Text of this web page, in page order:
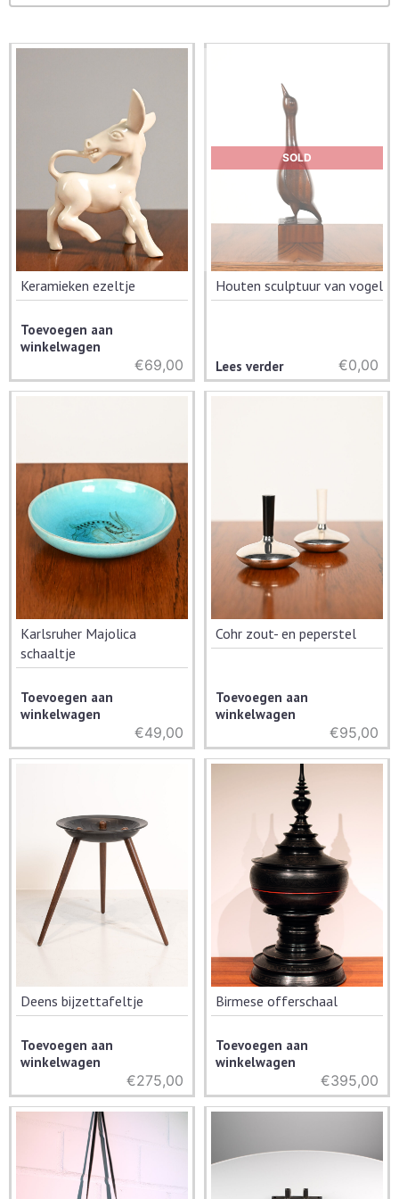
Keramieken ezeltje
Toevoegen aan
winkelwagen
€69,00
SOLD
Houten sculptuur van vogel
Lees verder €0,00
Karlsruher Majolica
schaaltje
Toevoegen aan
winkelwagen
€49,00
Cohr zout- en peperstel
Toevoegen aan
winkelwagen
€95,00
Deens bijzettafeltje
Toevoegen aan
winkelwagen
€275,00
Birmese offerschaal
Toevoegen aan
winkelwagen
€395,00